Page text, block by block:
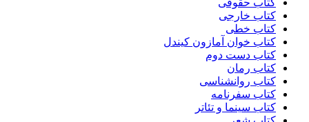
کتاب خارجی
کتاب خطی
کتاب خوان آمازون کیندل
کتاب دست دوم
کتاب رمان
کتاب روانشناسی
کتاب سفرنامه
کتاب سینما و تئاتر